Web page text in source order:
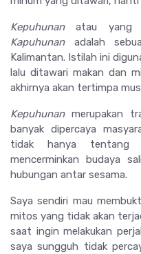
Kepuhunanatau yang
Kapuhunanadalah
Kalimantan. Istilah ini
lalu ditawari makan dan
akhirnya akan tertimpa
Kepuhunanmerupakan
banyak dipercaya
tidak hanya tentang
mencerminkan budaya
hubungan antar sesama.
Saya sendiri mau
mitos yang tidak akan
saat ingin melakukan
saya sungguh tidak